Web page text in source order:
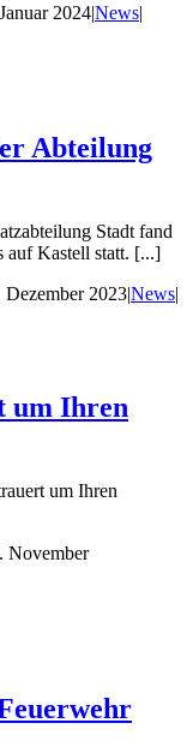
2024|News|
Abteilung
Stadt fand
auf Kastell statt. [...]
Dezember 2023|News|
um Ihren
um Ihren
November